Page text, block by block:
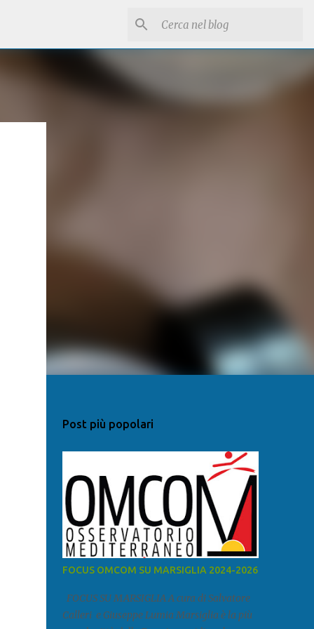
Post più popolari
FOCUS OMCOM SU MARSIGLIA 2024-2026
FOCUS SU MARSIGLIA A cura di Salvatore
Calleri e Giuseppe Lumia Marsiglia è la più